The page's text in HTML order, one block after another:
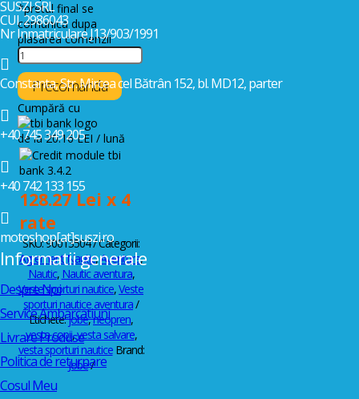
*pretul final se
comunica dupa
plasarea comenzii
Cantitate
Vesta
de
Salvare
Jobe
Neopren
Copii
Rosu
+
Negru
128
Precomanda
Cumpără cu
de la 20.16 LEI / lună
128.27 Lei x 4
rate
SKU:90013504 Categorii:
Agrement Nautic,Aventura,
Nautic, Nautic aventura,
Veste sporturi nautice,Veste
sporturi nautice aventura
Etichete:jobe,neopren,
vesta copii,vesta salvare,
vesta sporturi nautice Brand:
Jobe
SUSZI SRL
CUI. 2986043
Nr Inmatriculare J13/903/1991

Constanta, Str. Mircea cel Bătrân 152, bl. MD12, parter

+40 745 349 205

+40 742 133 155

motoshop[at]suszi.ro
Informatii generale
Despre Noi
Service Ambarcatiuni
Livrare Produse
Politica de returnare
Cosul Meu